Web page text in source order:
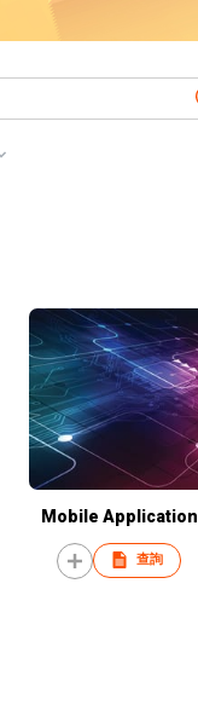
Mobile Application
查詢